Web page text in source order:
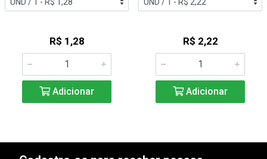
R$ 1,28
Adicionar
R$ 2,22
Adicionar